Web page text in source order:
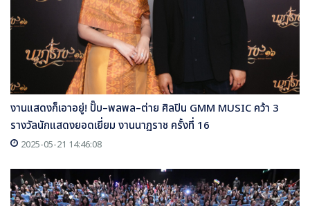
งานแสดงก็เอาอยู่! ปั๊บ–พลพล–ต่าย ศิลปิน GMM MUSIC คว้า 3
รางวัลนักแสดงยอดเยี่ยม งานนาฏราช ครั้งที่ 16
2025-05-21 14:46:08